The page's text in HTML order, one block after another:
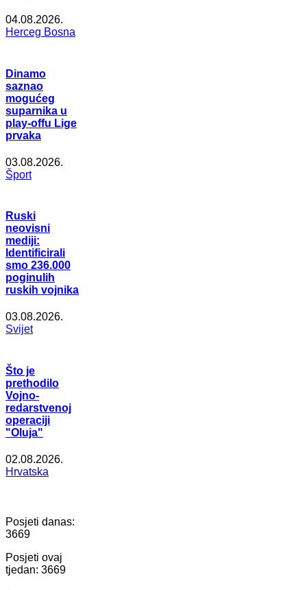
04.08.2026.
Herceg Bosna
Dinamo
saznao
mogućeg
suparnika u
play-offu Lige
prvaka
03.08.2026.
Šport
Ruski
neovisni
mediji:
Identificirali
smo 236.000
poginulih
ruskih vojnika
03.08.2026.
Svijet
Što je
prethodilo
Vojno-
redarstvenoj
operaciji
"Oluja"
02.08.2026.
Hrvatska
Posjeti danas:
3669
Posjeti ovaj
tjedan: 3669